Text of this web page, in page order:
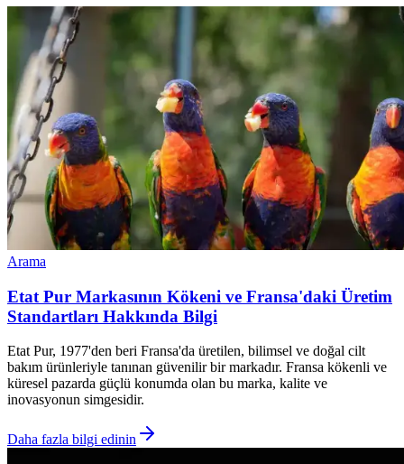
Arama
Etat Pur Markasının Kökeni ve Fransa'daki Üretim
Standartları Hakkında Bilgi
Etat Pur, 1977'den beri Fransa'da üretilen, bilimsel ve doğal cilt
bakım ürünleriyle tanınan güvenilir bir markadır. Fransa kökenli ve
küresel pazarda güçlü konumda olan bu marka, kalite ve
inovasyonun simgesidir.
Daha fazla bilgi edinin